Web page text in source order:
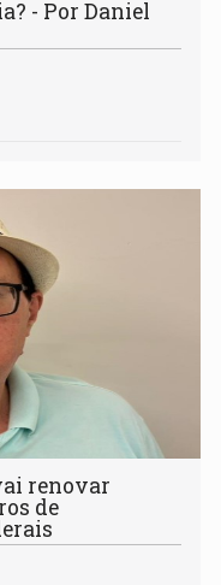
- Por Daniel
renovar
de